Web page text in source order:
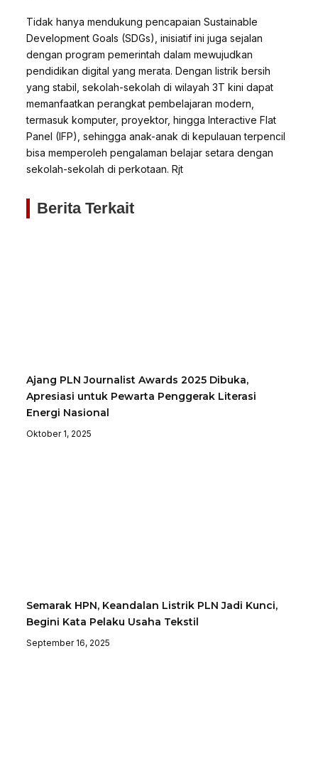
Tidak hanya mendukung pencapaian Sustainable
Development Goals (SDGs), inisiatif ini juga sejalan
dengan program pemerintah dalam mewujudkan
pendidikan digital yang merata. Dengan listrik bersih
yang stabil, sekolah-sekolah di wilayah 3T kini dapat
memanfaatkan perangkat pembelajaran modern,
termasuk komputer, proyektor, hingga Interactive Flat
Panel (IFP), sehingga anak-anak di kepulauan terpencil
bisa memperoleh pengalaman belajar setara dengan
sekolah-sekolah di perkotaan. Rjt
Berita Terkait
Ajang PLN Journalist Awards 2025 Dibuka,
Apresiasi untuk Pewarta Penggerak Literasi
Energi Nasional
Oktober 1, 2025
Semarak HPN, Keandalan Listrik PLN Jadi Kunci,
Begini Kata Pelaku Usaha Tekstil
September 16, 2025